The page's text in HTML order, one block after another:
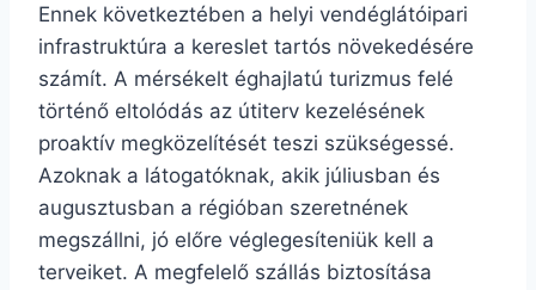
Ennek következtében a helyi vendéglátóipari
infrastruktúra a kereslet tartós növekedésére
számít. A mérsékelt éghajlatú turizmus felé
történő eltolódás az útiterv kezelésének
proaktív megközelítését teszi szükségessé.
Azoknak a látogatóknak, akik júliusban és
augusztusban a régióban szeretnének
megszállni, jó előre véglegesíteniük kell a
terveiket. A megfelelő szállás biztosítása